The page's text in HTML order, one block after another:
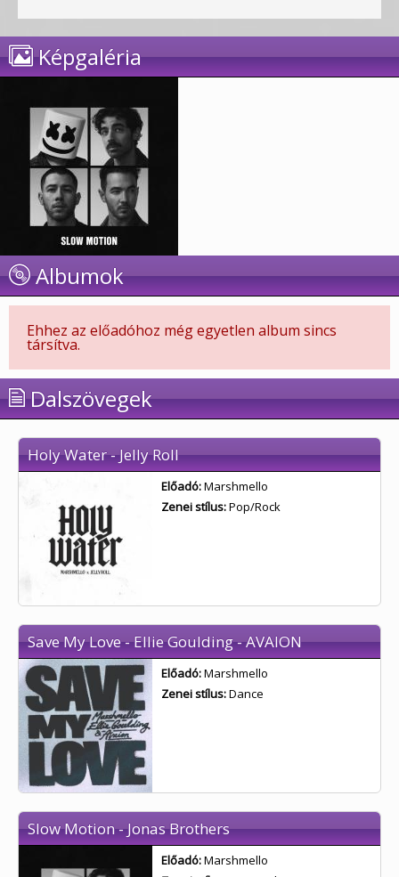
Képgaléria
Albumok
Ehhez az előadóhoz még egyetlen album sincs
társítva.
Dalszövegek
Holy Water - Jelly Roll
Előadó:Marshmello
Zenei stílus:Pop/Rock
Save My Love - Ellie Goulding - AVAION
Előadó:Marshmello
Zenei stílus:Dance
Slow Motion - Jonas Brothers
Előadó:Marshmello